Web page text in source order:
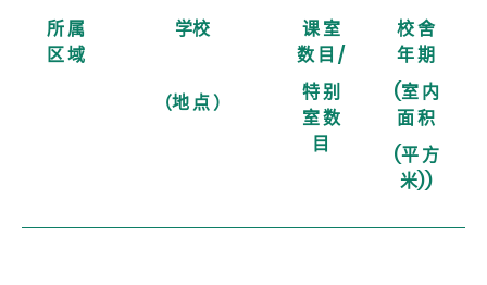
所 属
区 域
学校
（地 点 ）
课 室
数 目 /
特 别
室 数
目
校 舍
年 期
(室 内
面 积
(平 方
米))